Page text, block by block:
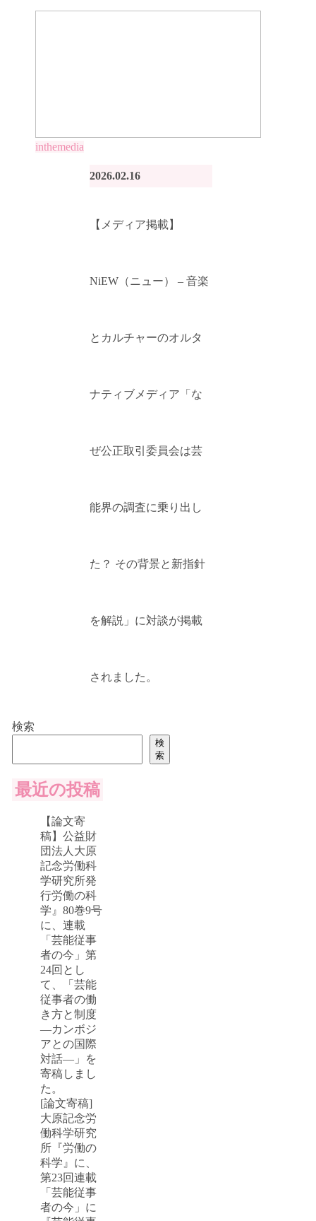
inthemedia
【メディア掲載】
NiEW（ニュー） – 音楽
とカルチャーのオルタ
ナティブメディア「な
ぜ公正取引委員会は芸
能界の調査に乗り出し
た？ その背景と新指針
を解説」に対談が掲載
されました。
2026.02.16
検索
検
索
最近の投稿
【論文寄
稿】公益財
団法人大原
記念労働科
学研究所発
行労働の科
学』80巻9号
に、連載
「芸能従事
者の今」第
24回とし
て、「芸能
従事者の働
き方と制度
―カンボジ
アとの国際
対話―」を
寄稿しまし
た。
[論文寄稿]
大原記念労
働科学研究
所『労働の
科学』に、
第23回連載
「芸能従事
者の今」に